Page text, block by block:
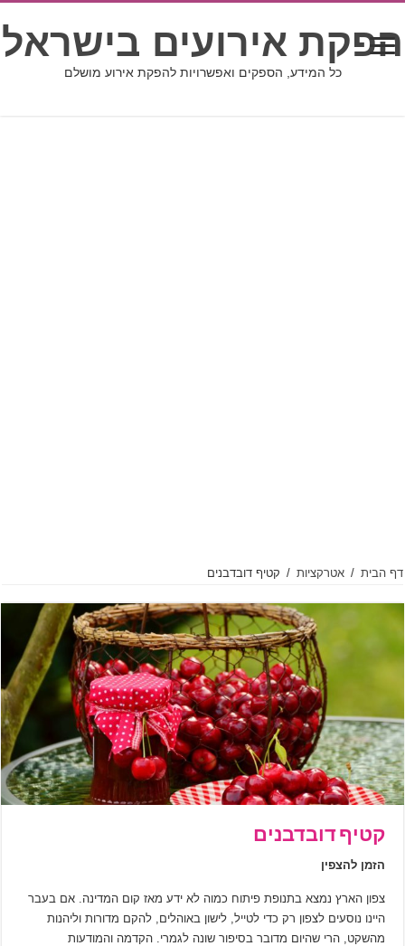
הפקת אירועים בישראל
כל המידע, הספקים ואפשרויות להפקת אירוע מושלם
דף הבית / אטרקציות / קטיף דובדבנים
קטיף דובדבנים
הזמן להצפין
צפון הארץ נמצא בתנופת פיתוח כמוה לא ידע מאז קום המדינה. אם בעבר
היינו נוסעים לצפון רק כדי לטייל, לישון באוהלים, להקם מדורות וליהנות
מהשקט, הרי שהיום מדובר בסיפור שונה לגמרי. הקדמה והמודעות